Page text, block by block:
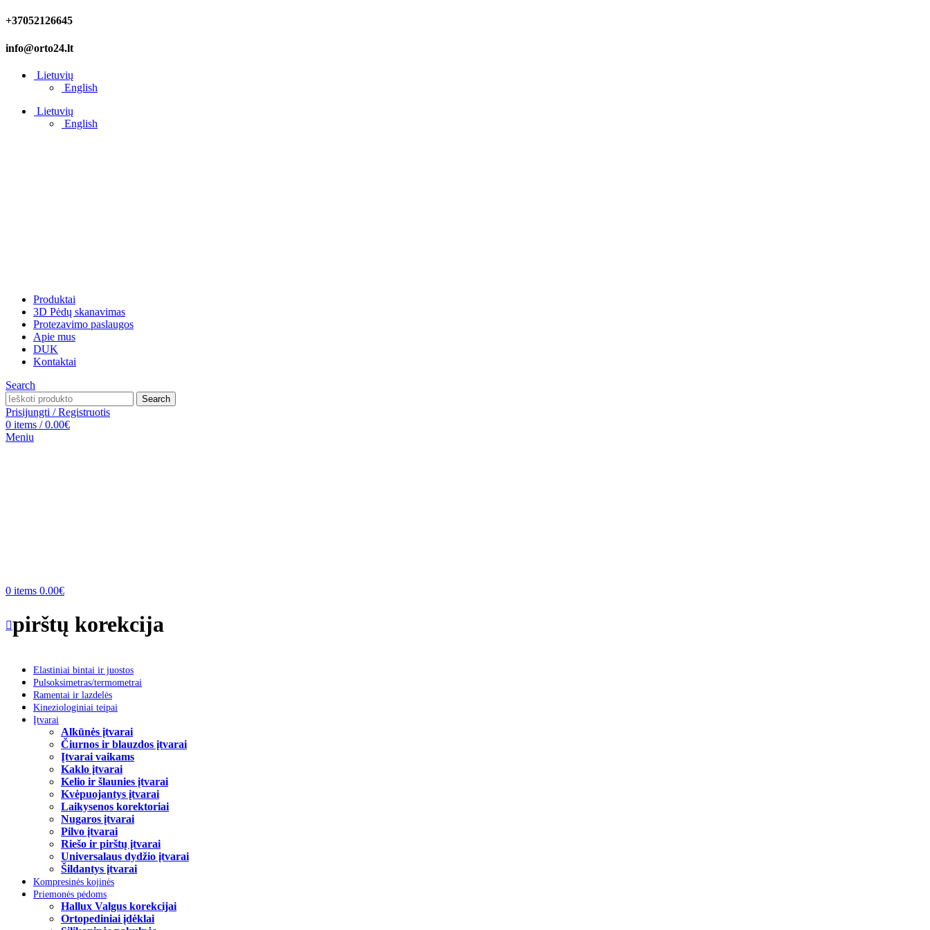
+37052126645
info@orto24.lt
Lietuvių
English
Lietuvių
English
Produktai
3D Pėdų skanavimas
Protezavimo paslaugos
Apie mus
DUK
Kontaktai
Search
Search
Prisijungti / Registruotis
0 items / 0.00€
Meniu
0 items 0.00€
pirštų korekcija
Elastiniai bintai ir juostos
Pulsoksimetras/termometrai
Ramentai ir lazdelės
Kineziologiniai teipai
Įtvarai
Alkūnės įtvarai
Čiurnos ir blauzdos įtvarai
Įtvarai vaikams
Kaklo įtvarai
Kelio ir šlaunies įtvarai
Kvėpuojantys įtvarai
Laikysenos korektoriai
Nugaros įtvarai
Pilvo įtvarai
Riešo ir pirštų įtvarai
Universalaus dydžio įtvarai
Šildantys įtvarai
Kompresinės kojinės
Priemonės pėdoms
Hallux Valgus korekcijai
Ortopediniai įdėklai